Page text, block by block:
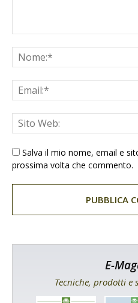
Salva il mio nome, email e
prossima volta che commento.
E-
Tecniche, prodotti e